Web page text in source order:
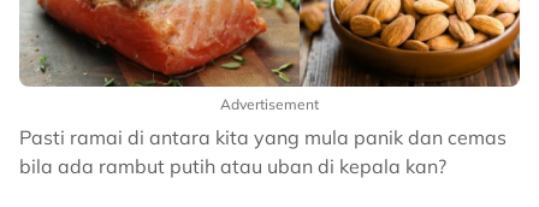
Advertisement
Pasti ramai di antara kita yang mula panik dan cemas
bila ada rambut putih atau uban di kepala kan?